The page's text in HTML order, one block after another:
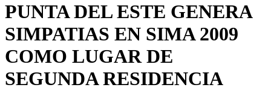
PUNTA DEL ESTE GENERA
SIMPATIAS EN SIMA 2009
COMO LUGAR DE
SEGUNDA RESIDENCIA